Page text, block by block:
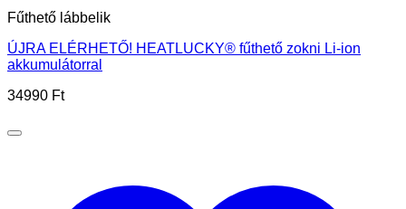
Fűthető lábbelik
ÚJRA ELÉRHETŐ! HEATLUCKY® fűthető zokni Li-ion
akkumulátorral
34990 Ft